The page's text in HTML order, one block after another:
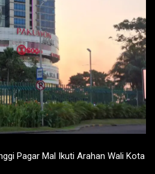
Pagar Mal Ikuti Arahan Wali Kota